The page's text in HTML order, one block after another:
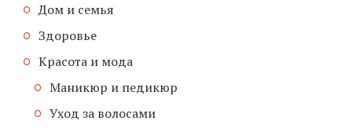
Дом и семья
Здоровье
Красота и мода
Маникюр и педикюр
Уход за волосами